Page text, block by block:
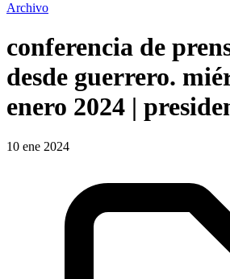
Archivo
conferencia de
desde guerrero.
enero 2024 |
10 ene 2024